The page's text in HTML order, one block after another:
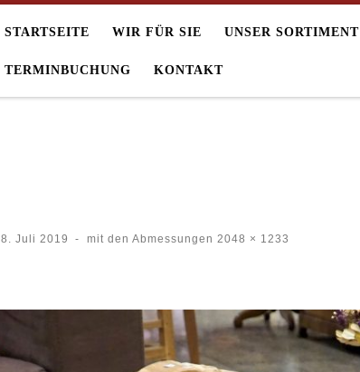
STARTSEITE WIR FÜR SIE UNSER SORTIMENT
TERMINBUCHUNG KONTAKT
8. Juli 2019 - mit den Abmessungen 2048 × 1233